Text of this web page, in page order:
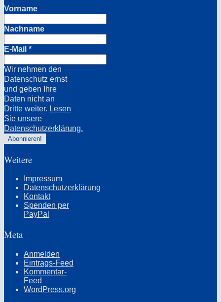
Vorname
Nachname
E-Mail *
Wir nehmen den
Datenschutz ernst
und geben Ihre
Daten nicht an
Dritte weiter. Lesen
Sie unsere
Datenschutzerklärung.
Weitere
Impressum
Datenschutzerklärung
Kontakt
Spenden per
PayPal
Meta
Anmelden
Eintrags-Feed
Kommentar-
Feed
WordPress.org